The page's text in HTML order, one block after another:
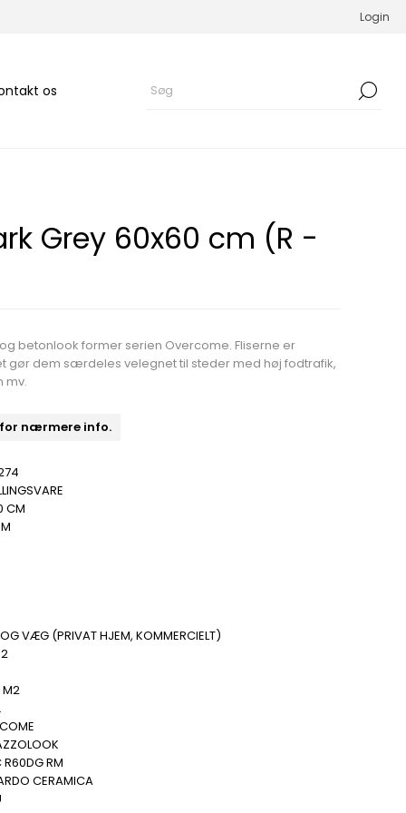
Login
os
Grey 60x60 cm (R -
betonlook former serien Overcome. Fliserne er
gør dem særdeles velegnet til steder med høj fodtrafik,
mv.
nærmere info.
CM
VÆG (PRIVAT HJEM, KOMMERCIELT)
R60DG RM
CERAMICA